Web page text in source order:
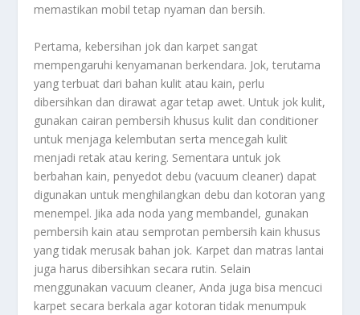
memastikan mobil tetap nyaman dan bersih.
Pertama, kebersihan jok dan karpet sangat
mempengaruhi kenyamanan berkendara. Jok, terutama
yang terbuat dari bahan kulit atau kain, perlu
dibersihkan dan dirawat agar tetap awet. Untuk jok kulit,
gunakan cairan pembersih khusus kulit dan conditioner
untuk menjaga kelembutan serta mencegah kulit
menjadi retak atau kering. Sementara untuk jok
berbahan kain, penyedot debu (vacuum cleaner) dapat
digunakan untuk menghilangkan debu dan kotoran yang
menempel. Jika ada noda yang membandel, gunakan
pembersih kain atau semprotan pembersih kain khusus
yang tidak merusak bahan jok. Karpet dan matras lantai
juga harus dibersihkan secara rutin. Selain
menggunakan vacuum cleaner, Anda juga bisa mencuci
karpet secara berkala agar kotoran tidak menumpuk